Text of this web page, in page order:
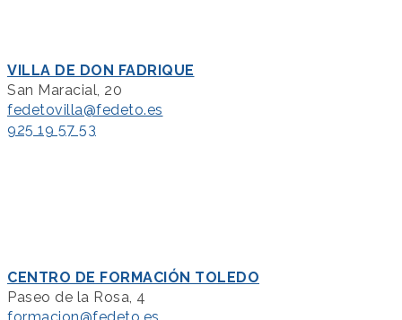
VILLA DE DON FADRIQUE
San Maracial, 20
fedetovilla@fedeto.es
925 19 57 53
CENTRO DE FORMACIÓN TOLEDO
Paseo de la Rosa, 4